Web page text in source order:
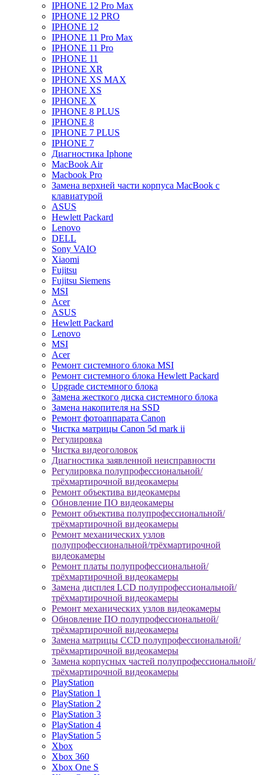
IPHONE 12 Pro Max
IPHONE 12 PRO
IPHONE 12
IPHONE 11 Pro Max
IPHONE 11 Pro
IPHONE 11
IPHONE XR
IPHONE XS MAX
IPHONE XS
IPHONE X
IPHONE 8 PLUS
IPHONE 8
IPHONE 7 PLUS
IPHONE 7
Диагностика Iphone
MacBook Air
Macbook Pro
Замена верхней части корпуса MacBook с
клавиатурой
ASUS
Hewlett Packard
Lenovo
DELL
Sony VAIO
Xiaomi
Fujitsu
Fujitsu Siemens
MSI
Acer
ASUS
Hewlett Packard
Lenovo
MSI
Acer
Ремонт системного блока MSI
Ремонт системного блока Hewlett Packard
Upgrade системного блока
Замена жесткого диска системного блока
Замена накопителя на SSD
Ремонт фотоаппарата Canon
Чистка матрицы Canon 5d mark ii
Регулировка
Чистка видеоголовок
Диагностика заявленной неисправности
Регулировка полупрофессиональной/
трёхмартирочной видеокамеры
Ремонт объектива видеокамеры
Обновление ПО видеокамеры
Ремонт объектива полупрофессиональной/
трёхмартирочной видеокамеры
Ремонт механических узлов
полупрофессиональной/трёхмартирочной
видеокамеры
Ремонт платы полупрофессиональной/
трёхмартирочной видеокамеры
Замена дисплея LCD полупрофессиональной/
трёхмартирочной видеокамеры
Ремонт механических узлов видеокамеры
Обновление ПО полупрофессиональной/
трёхмартирочной видеокамеры
Замена матрицы CCD полупрофессиональной/
трёхмартирочной видеокамеры
Замена корпусных частей полупрофессиональной/
трёхмартирочной видеокамеры
PlayStation
PlayStation 1
PlayStation 2
PlayStation 3
PlayStation 4
PlayStation 5
Xbox
Xbox 360
Xbox One S